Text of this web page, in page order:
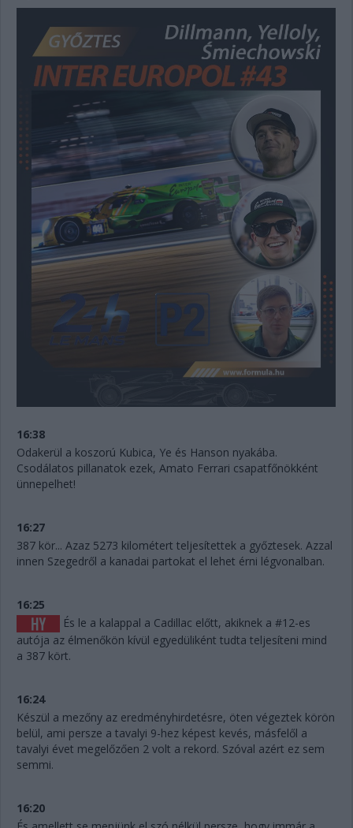
16:38
Odakerül a koszorú Kubica, Ye és Hanson nyakába.
Csodálatos pillanatok ezek, Amato Ferrari csapatfőnökként
ünnepelhet!
16:27
387 kör... Azaz 5273 kilométert teljesítettek a győztesek. Azzal
innen Szegedről a kanadai partokat el lehet érni légvonalban.
16:25
És le a kalappal a Cadillac előtt, akiknek a #12-es
autója az élmenőkön kívül egyedüliként tudta teljesíteni mind
a 387 kört.
16:24
Készül a mezőny az eredményhirdetésre, öten végeztek körön
belül, ami persze a tavalyi 9-hez képest kevés, másfelől a
tavalyi évet megelőzően 2 volt a rekord. Szóval azért ez sem
semmi.
16:20